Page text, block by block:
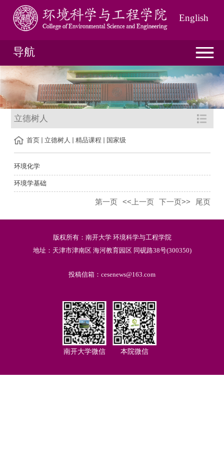
English
导航
立德树人
首页 立德树人 精品课程 国家级
环境化学
环境学基础
第一页 <<上一页 下一页>> 尾页
版权所有：南开大学 环境科学与工程学院
地址：天津市津南区 海河教育园区 同砚路38号(300350)
投稿信箱：cesenews@163.com
南开大学微信 本院微信